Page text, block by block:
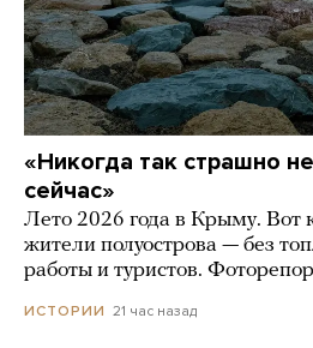
«Никогда так страшно
сейчас»
Лето 2026 года в Крыму. Вот
жители полуострова — без
работы и туристов.
ИСТОРИИ 21 час назад